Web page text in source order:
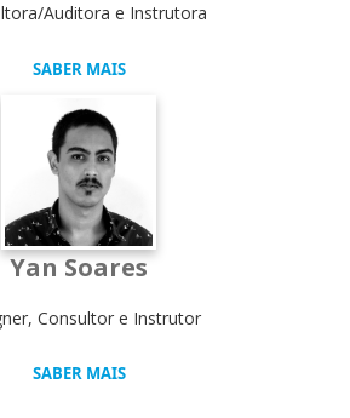
Auditora e Instrutora
SABER MAIS
Yan Soares
Consultor e Instrutor
SABER MAIS